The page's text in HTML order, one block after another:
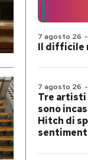
7 agosto 26 -
Il difficile
7 agosto 26 -
Tre artisti
sono
Hitch di